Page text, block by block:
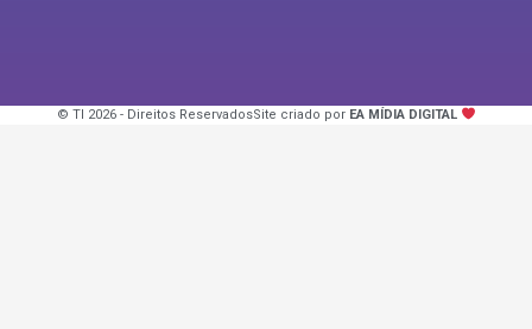
© TI 2026 - Direitos ReservadosSite criado por EA MÍDIA DIGITAL